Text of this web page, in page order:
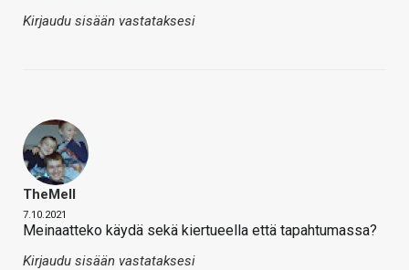
Kirjaudu sisään vastataksesi
TheMeII
7.10.2021
Meinaatteko käydä sekä kiertueella että tapahtumassa?
Kirjaudu sisään vastataksesi